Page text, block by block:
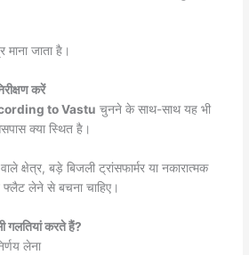
जाता है।
करें
to Vastu चुनने के साथ-साथ यह भी
क्या स्थित है।
क्षेत्र, बड़े बिजली ट्रांसफार्मर या नकारात्मक
फ्लैट लेने से बचना चाहिए।
गलतियां करते हैं?
लेना